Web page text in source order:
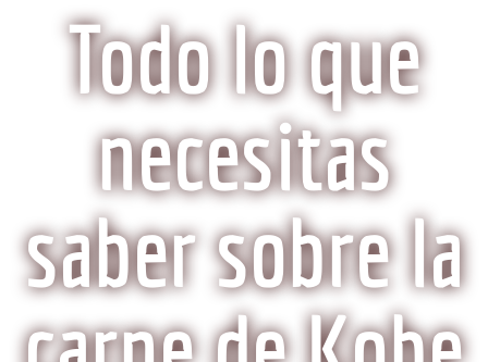
Todo lo que
necesitas
saber sobre la